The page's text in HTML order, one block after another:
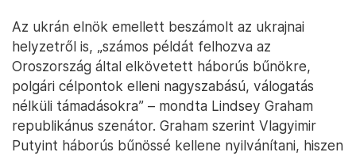
Az ukrán elnök emellett beszámolt az ukrajnai
helyzetről is, „számos példát felhozva az
Oroszország által elkövetett háborús bűnökre,
polgári célpontok elleni nagyszabású, válogatás
nélküli támadásokra” – mondta Lindsey Graham
republikánus szenátor. Graham szerint Vlagyimir
Putyint háborús bűnössé kellene nyilvánítani, hiszen